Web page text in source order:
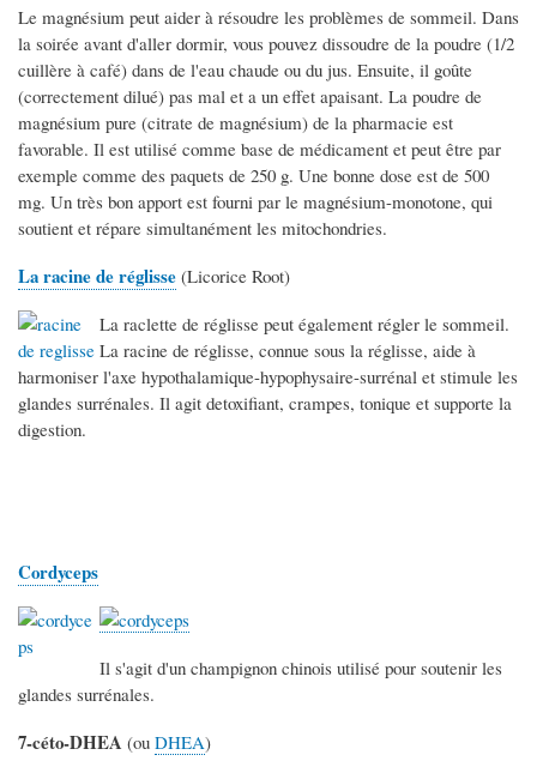
Le magnésium peut aider à résoudre les problèmes de sommeil. Dans
la soirée avant d'aller dormir, vous pouvez dissoudre de la poudre (1/2
cuillère à café) dans de l'eau chaude ou du jus. Ensuite, il goûte
(correctement dilué) pas mal et a un effet apaisant. La poudre de
magnésium pure (citrate de magnésium) de la pharmacie est
favorable. Il est utilisé comme base de médicament et peut être par
exemple comme des paquets de 250 g. Une bonne dose est de 500
mg. Un très bon apport est fourni par le magnésium-monotone, qui
soutient et répare simultanément les mitochondries.
La racine de réglisse (Licorice Root)
La raclette de réglisse peut également régler le sommeil.
La racine de réglisse, connue sous la réglisse, aide à
harmoniser l'axe hypothalamique-hypophysaire-surrénal et stimule les
glandes surrénales. Il agit detoxifiant, crampes, tonique et supporte la
digestion.
Cordyceps
Il s'agit d'un champignon chinois utilisé pour soutenir les
glandes surrénales.
7-céto-DHEA (ou DHEA)